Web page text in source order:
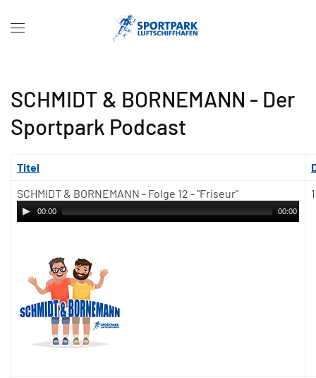
SCHMIDT & BORNEMANN - Der
Sportpark Podcast
Titel
SCHMIDT & BORNEMANN - Folge 12 - "Friseur"
00:00 00:00